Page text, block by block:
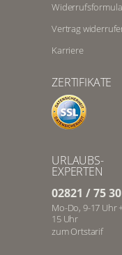
Vertrag
Karriere
ZERTIFIKATE
URLAUBS-
EXPERTEN
02821 / 75
Mo-Do, 9-17 Uhr
15 Uhr
zum Ortstarif